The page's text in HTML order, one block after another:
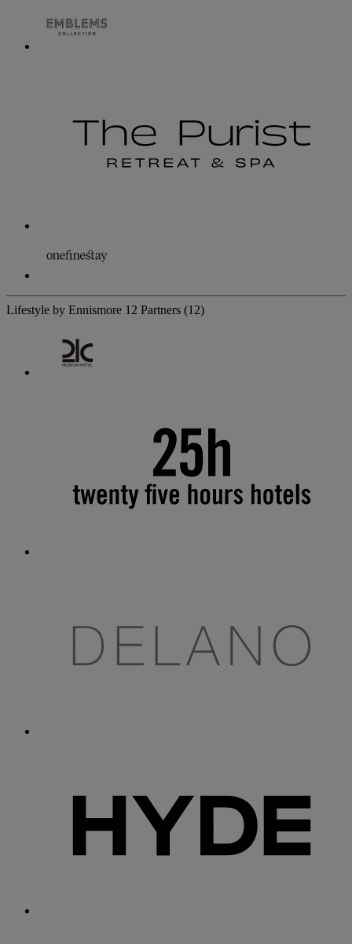
Lifestyle by Ennismore 12 Partners (12)